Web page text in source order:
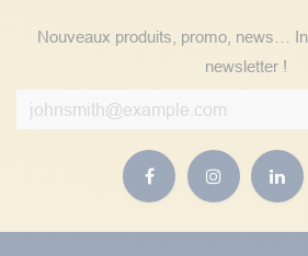
Nouveaux produits, promo, news…
newsletter !